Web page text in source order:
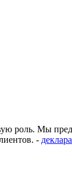
роль. Мы
-